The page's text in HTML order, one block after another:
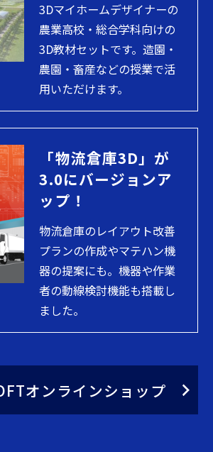
3Dマイホームデザイナーの
農業高校・総合学科向けの
3D教材セットです。造園・
農園・畜産などの授業で活
用いただけます。
「物流倉庫3D」が
3.0にバージョンア
ップ！
物流倉庫のレイアウト改善
プランの作成やマテハン機
器の提案にも。機器や作業
者の動線検討機能も搭載し
ました。
オンラインショップ